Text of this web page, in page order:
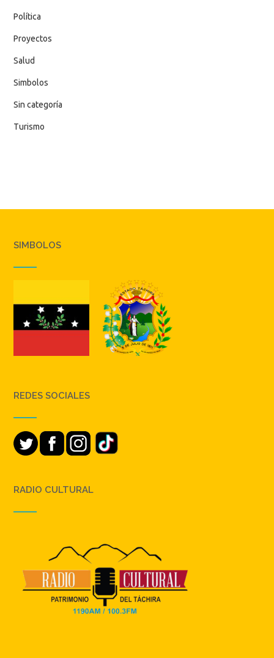
Política
Proyectos
Salud
Simbolos
Sin categoría
Turismo
SIMBOLOS
REDES SOCIALES
RADIO CULTURAL